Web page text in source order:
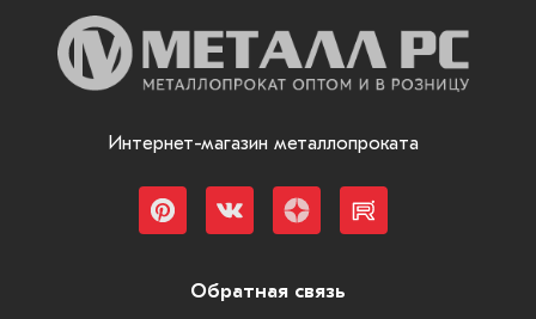
Интернет-магазин металлопроката
Обратная связь